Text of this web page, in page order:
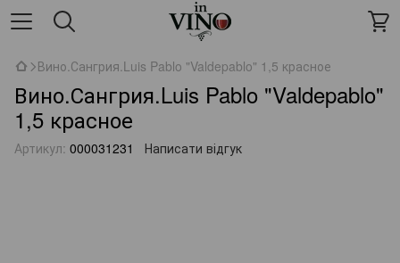
Вино.Сангрия.Luis Pablo "Valdepablo" 1,5 красное
Вино.Сангрия.Luis Pablo "Valdepablo"
1,5 красное
Артикул: 000031231 Написати відгук